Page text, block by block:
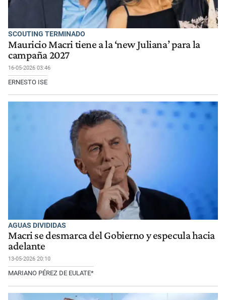
SCOUTING TERMINADO
Mauricio Macri tiene a la ‘new Juliana’ para la
campaña 2027
16-05-2026 03:46
ERNESTO ISE
AGUAS DIVIDIDAS
Macri se desmarca del Gobierno y especula hacia
adelante
13-05-2026 20:10
MARIANO PÉREZ DE EULATE*